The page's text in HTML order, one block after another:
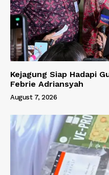
Kejagung Siap Hadapi
Febrie Adriansyah
August 7, 2026